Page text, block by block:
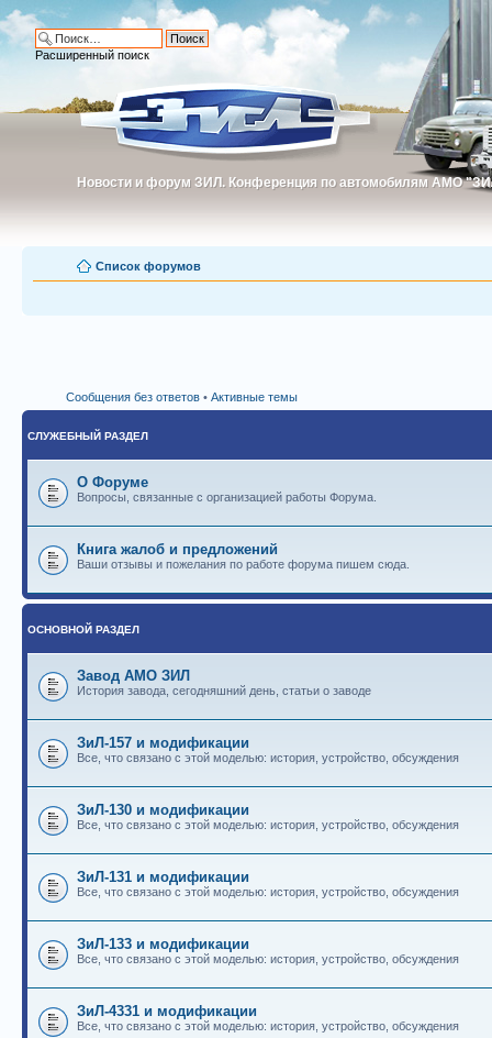
Новости и форум ЗИЛ. Конференция по автомобилям АМО
Новости и форум ЗИЛ. Конференция по автомобилям АМО
Расширенный поиск
Список форумов
Сообщения без ответов • Активные темы
СЛУЖЕБНЫЙ РАЗДЕЛ
О Форуме
Вопросы, связанные с организацией работы Форума.
Книга жалоб и предложений
Ваши отзывы и пожелания по работе форума пишем сюда.
ОСНОВНОЙ РАЗДЕЛ
Завод АМО ЗИЛ
История завода, сегодняшний день, статьи о заводе
ЗиЛ-157 и модификации
Все, что связано с этой моделью: история, устройство, обсуждения
ЗиЛ-130 и модификации
Все, что связано с этой моделью: история, устройство, обсуждения
ЗиЛ-131 и модификации
Все, что связано с этой моделью: история, устройство, обсуждения
ЗиЛ-133 и модификации
Все, что связано с этой моделью: история, устройство, обсуждения
ЗиЛ-4331 и модификации
Все, что связано с этой моделью: история, устройство, обсуждения